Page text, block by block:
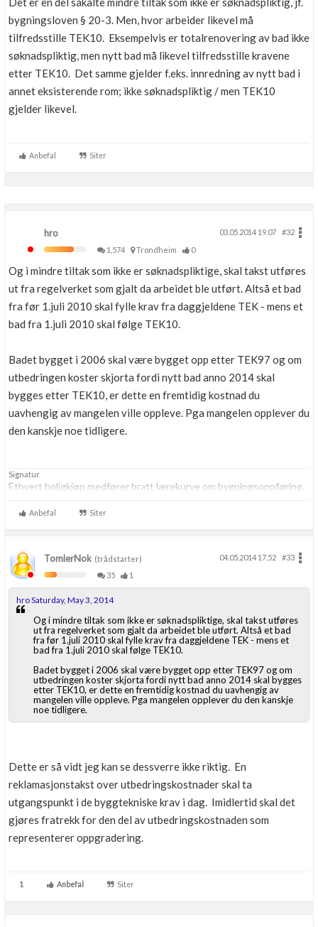
Boligmappa+
Få mer ut av Boligmappa
bygningsloven § 20-3. Men, hvor arbeider likevel må
tilfredsstille TEK10. Eksempelvis er totalrenovering av bad ikke
søknadspliktig, men nytt bad må likevel tilfredsstille kravene
etter TEK10. Det samme gjelder f.eks. innredning av nytt bad i
annet eksisterende rom; ikke søknadspliktig / men TEK10
gjelder likevel.
Anbefal Siter
hro 03.05.2014 19.07
#32
1,574
Trondheim 0
Og i mindre tiltak som ikke er søknadspliktige, skal takst utføres
ut fra regelverket som gjalt da arbeidet ble utført. Altså et bad
fra før 1.juli 2010 skal fylle krav fra daggjeldene TEK - mens et
bad fra 1.juli 2010 skal følge TEK10.
Badet bygget i 2006 skal være bygget opp etter TEK97 og om
utbedringen koster skjorta fordi nytt bad anno 2014 skal
bygges etter TEK10, er dette en fremtidig kostnad du
uavhengig av mangelen ville oppleve. Pga mangelen opplever du
den kanskje noe tidligere.
Signatur
Ethvert boligkjøp medfører bratt lærekurve om bygningsoppføring.
Anbefal Siter
TomlerNok (trådstarter) 04.05.2014 17.52
#33
35
1
hro Saturday, May 3, 2014
Og i mindre tiltak som ikke er søknadspliktige, skal takst utføres
ut fra regelverket som gjalt da arbeidet ble utført. Altså et bad
fra før 1.juli 2010 skal fylle krav fra daggjeldene TEK - mens et
bad fra 1.juli 2010 skal følge TEK10.
Badet bygget i 2006 skal være bygget opp etter TEK97 og om
utbedringen koster skjorta fordi nytt bad anno 2014 skal bygges
etter TEK10, er dette en fremtidig kostnad du uavhengig av
mangelen ville oppleve. Pga mangelen opplever du den kanskje
noe tidligere.
Dette er så vidt jeg kan se dessverre ikke riktig. En
reklamasjonstakst over utbedringskostnader skal ta
utgangspunkt i de byggtekniske krav i dag. Imidlertid skal det
gjøres fratrekk for den del av utbedringskostnaden som
representerer oppgradering.
1 Anbefal Siter